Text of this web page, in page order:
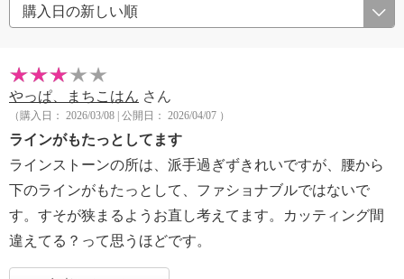
やっぱ、まちこはん さん
（購入日： 2026/03/08 | 公開日： 2026/04/07 ）
ラインがもたっとしてます
ラインストーンの所は、派手過ぎずきれいですが、腰から
下のラインがもたっとして、ファショナブルではないで
す。すそが狭まるようお直し考えてます。カッティング間
違えてる？って思うほどです。